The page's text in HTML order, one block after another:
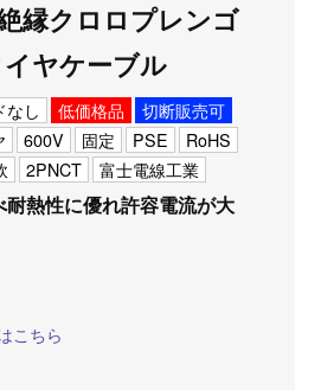
縁クロロプレンゴ
ヤケーブル
なし 低価格品
切断販売可
600V 固定 PSE
RoHS
2PNCT 富士電線工業
熱性に優れ許容電流が大
こちら